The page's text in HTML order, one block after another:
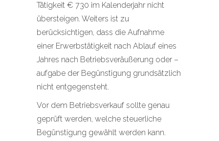
Tätigkeit € 730 im Kalenderjahr nicht
übersteigen. Weiters ist zu
berücksichtigen, dass die Aufnahme
einer Erwerbstätigkeit nach Ablauf eines
Jahres nach Betriebsveräußerung oder –
aufgabe der Begünstigung grundsätzlich
nicht entgegensteht.
Vor dem Betriebsverkauf sollte genau
geprüft werden, welche steuerliche
Begünstigung gewählt werden kann.